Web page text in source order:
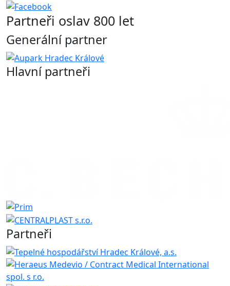
Partneři oslav 800 let
Generální partner
Hlavní partneři
Partneři